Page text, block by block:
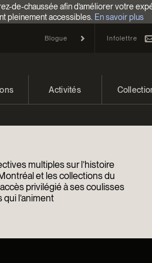
de-chaussée afin d’améliorer votre
pleinement accessibles. En savoir plus
Blogue Infolettre
Activités
Programmation Cultures
Colloques et symposiums
multiples sur l’histoire
et les collections du
privilégié à ses coulisses
l’animent